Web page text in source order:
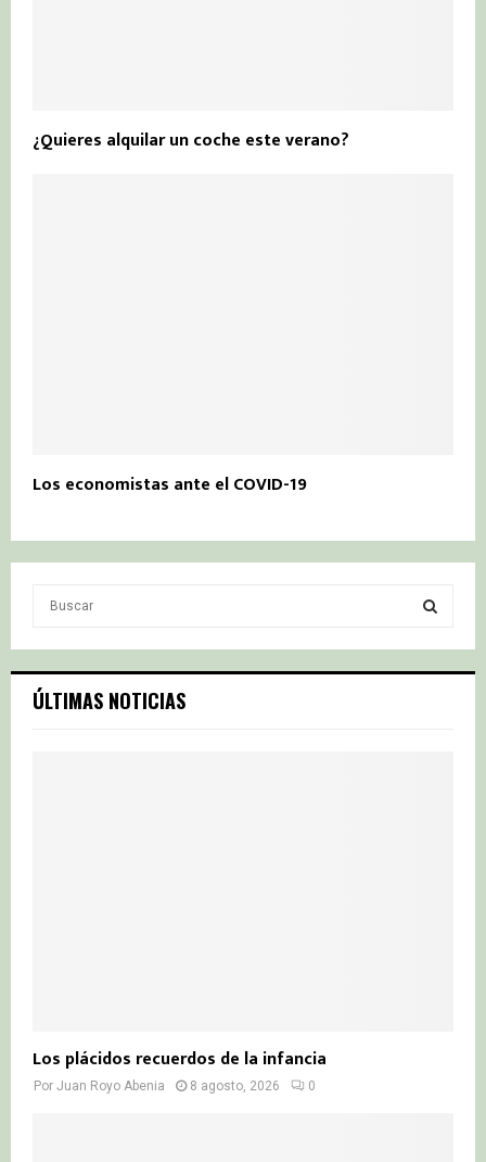
¿Quieres alquilar un coche este verano?
Los economistas ante el COVID-19
c
h
S
ÚLTIMAS NOTICIAS
Los plácidos recuerdos de la infancia
Por Juan Royo Abenia 8 agosto, 2026 0